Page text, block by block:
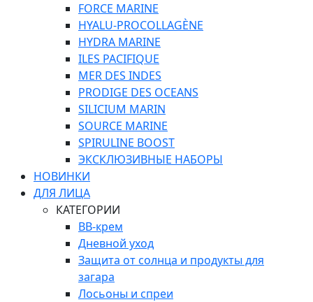
FORCE MARINE
HYALU-PROCOLLAGÈNE
HYDRA MARINE
ILES PACIFIQUE
MER DES INDES
PRODIGE DES OCEANS
SILICIUM MARIN
SOURCE MARINE
SPIRULINE BOOST
ЭКСКЛЮЗИВНЫЕ НАБОРЫ
НОВИНКИ
ДЛЯ ЛИЦА
КАТЕГОРИИ
ВВ-крем
Дневной уход
Защита от солнца и продукты для
загара
Лосьоны и спреи